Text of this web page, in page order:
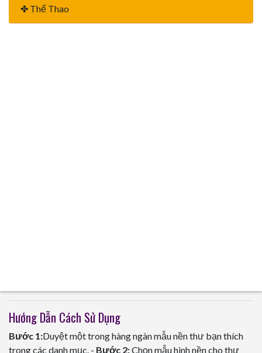
✤ Thể Thao
Hướng Dẫn Cách Sử Dụng
Bước 1:Duyệt một trong hàng ngàn mẫu nền thư bạn thích
trong các danh mục. - Bước 2:Chọn mẫu hình nền cho thư